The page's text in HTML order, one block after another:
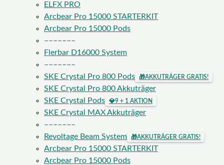
ELFX PRO
Arcbear Pro 15000 STARTERKIT
Arcbear Pro 15000 Pods
–––––––
Flerbar D16000 System
–––––––
SKE Crystal Pro 800 Pods
🎁AKKUTRÄGER GRATIS!
SKE Crystal Pro 800 Akkuträger
SKE Crystal Pods
💎9 + 1 AKTION
SKE Crystal MAX Akkuträger
–––––––
Revoltage Beam System
🎁AKKUTRÄGER GRATIS!
Arcbear Pro 15000 STARTERKIT
Arcbear Pro 15000 Pods